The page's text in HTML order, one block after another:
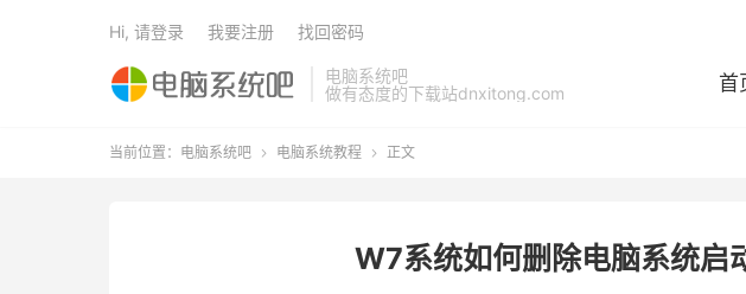
电脑系统吧
做有态度的下载站dnxitong.com
首
Hi, 请登录 我要注册 找回密码
当前位置： 电脑系统吧  电脑系统教程  正文
W7系统如何删除电脑系统启